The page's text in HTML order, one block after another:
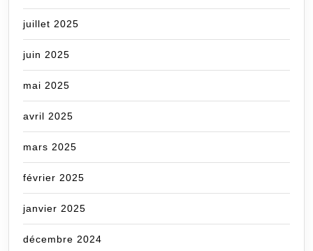
juillet 2025
juin 2025
mai 2025
avril 2025
mars 2025
février 2025
janvier 2025
décembre 2024